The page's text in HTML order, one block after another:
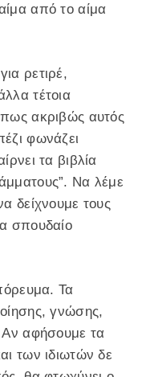
από το αίμα
ρετιρέ,
τέτοια
ακριβώς αυτός
φωνάζει
τα βιβλία
Να λέμε
δείχνουμε τους
σπουδαίο
Τα
γνώσης,
Αν αφήσουμε τα
των ιδιωτών δε